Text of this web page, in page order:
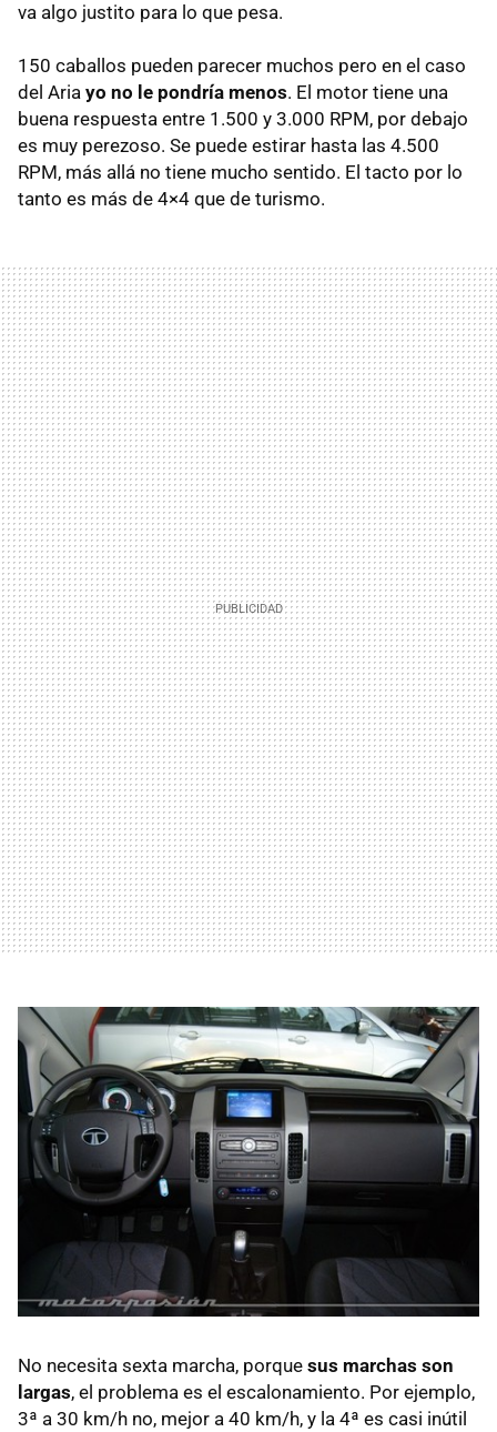
va algo justito para lo que pesa.
150 caballos pueden parecer muchos pero en el caso
del Aria yo no le pondría menos. El motor tiene una
buena respuesta entre 1.500 y 3.000 RPM, por debajo
es muy perezoso. Se puede estirar hasta las 4.500
RPM, más allá no tiene mucho sentido. El tacto por lo
tanto es más de 4×4 que de turismo.
No necesita sexta marcha, porque sus marchas son
largas, el problema es el escalonamiento. Por ejemplo,
3ª a 30 km/h no, mejor a 40 km/h, y la 4ª es casi inútil